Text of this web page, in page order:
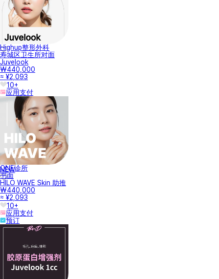
Highup整形外科
寿城区卫生所对面
Juvelook
₩440,000
≈ ¥2,093
10+
应用支付
NEW
ONE诊所
书面
HILO WAVE Skin 助推
₩440,000
≈ ¥2,093
10+
应用支付
预订